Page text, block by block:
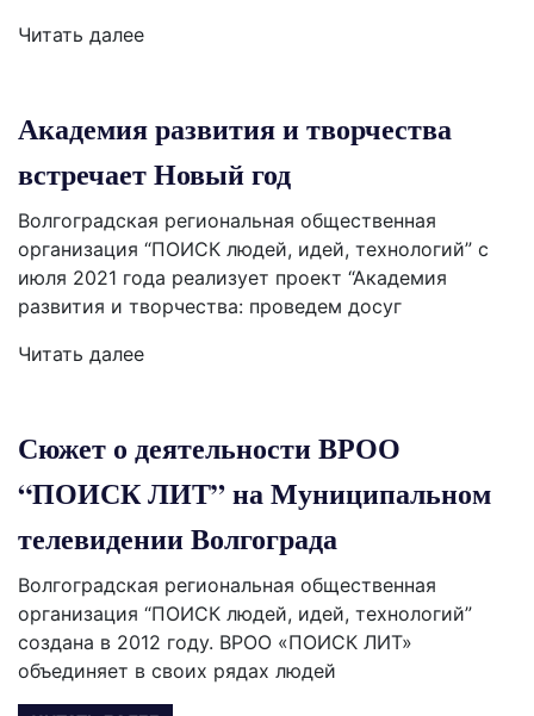
Читать далее
Академия развития и творчества
встречает Новый год
Волгоградская региональная общественная
организация “ПОИСК людей, идей, технологий” с
июля 2021 года реализует проект “Академия
развития и творчества: проведем досуг
Читать далее
Сюжет о деятельности ВРОО
“ПОИСК ЛИТ” на Муниципальном
телевидении Волгограда
Волгоградская региональная общественная
организация “ПОИСК людей, идей, технологий”
создана в 2012 году. ВРОО «ПОИСК ЛИТ»
объединяет в своих рядах людей